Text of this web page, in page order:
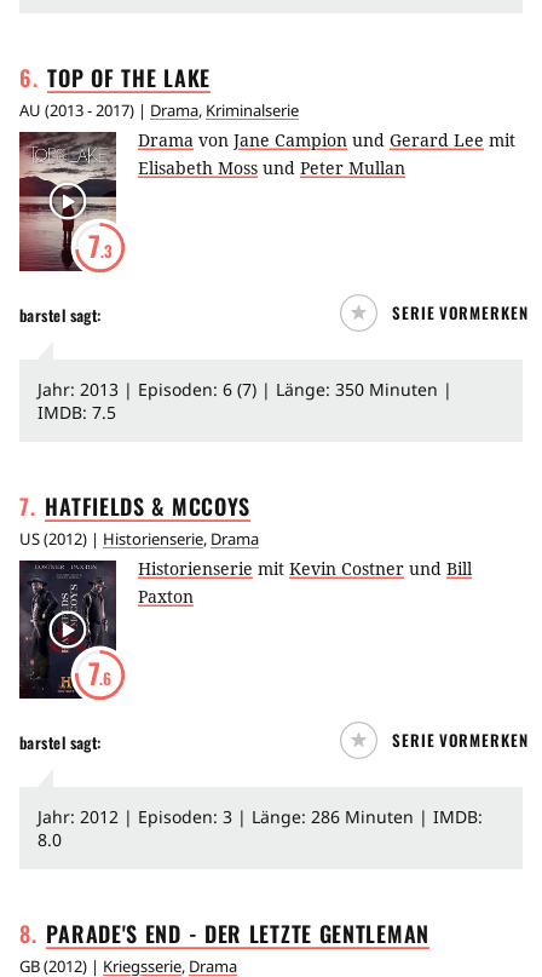
6. TOP OF THE LAKE
AU (2013 - 2017) | Drama, Kriminalserie
7.3
Drama von Jane Campion und Gerard Lee mit
Elisabeth Moss und Peter Mullan
barstel sagt: SERIE VORMERKEN
Jahr: 2013 | Episoden: 6 (7) | Länge: 350 Minuten |
IMDB: 7.5
7. HATFIELDS & MCCOYS
US(2012) | Historienserie, Drama
7.6
Historienserie mit Kevin Costner und Bill
Paxton
barstel sagt: SERIE VORMERKEN
Jahr: 2012 | Episoden: 3 | Länge: 286 Minuten | IMDB:
8.0
8. PARADE'S END - DER LETZTE GENTLEMAN
GB(2012) | Kriegsserie, Drama